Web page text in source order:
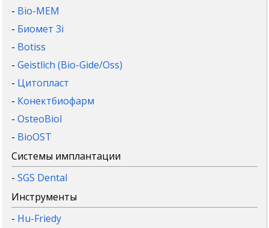
- Bio-MEM
- Биомет 3i
- Botiss
-Geistlich (Bio-Gide/Oss)
- Цитопласт
- Конектбиофарм
-OsteoBiol
- BioOST
Системы имплантации
-SGS Dental
Инструменты
- Hu-Friedy